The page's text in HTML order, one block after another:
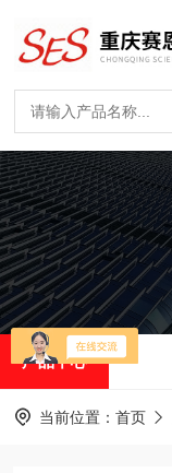
产品中心
当前位置： 首页